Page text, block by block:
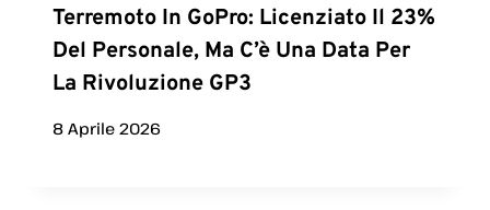
Terremoto In GoPro: Licenziato Il 23%
Del Personale, Ma C’è Una Data Per
La Rivoluzione GP3
8 Aprile 2026